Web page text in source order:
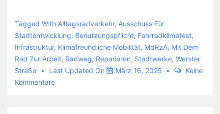
Wegekonzept
in
Bad
Oeynhausen
Tagged With Alltagsradverkehr, Ausschuss Für
Stadtentwicklung, Benutzungspflicht, Fahrradklimatest,
Infrastruktur, Klimafreundliche Mobilität, MdRzA, Mit Dem
Rad Zur Arbeit, Radweg, Reparieren, Stadtwerke, Werster
Straße
Last Updated On März 16, 2025
Keine
Kommentare